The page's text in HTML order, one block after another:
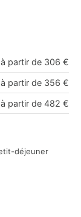
à partir de 306 €
à partir de 356 €
à partir de 482 €
déjeuner